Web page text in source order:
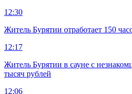
12:30
Житель Бурятии отработает 150
12:17
Житель Бурятии в сауне с
тысяч рублей
12:06